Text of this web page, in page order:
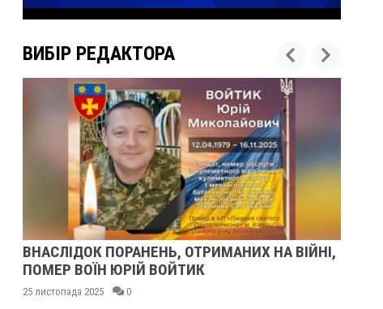
ВИБІР РЕДАКТОРА
ВІЙНІ,
У ПОЛТАВІ ПОПРОЩАЛИСЯ ІЗ
ВОЛОДИМИРОМ КАРЕНГІНИМ ТА ОЛЕГОМ
ЛІЩИНСЬКИМ